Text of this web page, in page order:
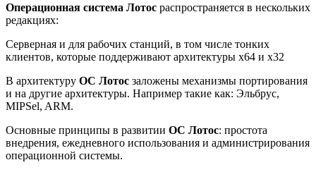
Операционная система Лотос распространяется в нескольких
редакциях:
Серверная и для рабочих станций, в том числе тонких
клиентов, которые поддерживают архитектуры х64 и х32
В архитектуру ОС Лотос заложены механизмы портирования
и на другие архитектуры. Например такие как: Эльбрус,
MIPSel, ARM.
Основные принципы в развитии ОС Лотос: простота
внедрения, ежедневного использования и администрирования
операционной системы.